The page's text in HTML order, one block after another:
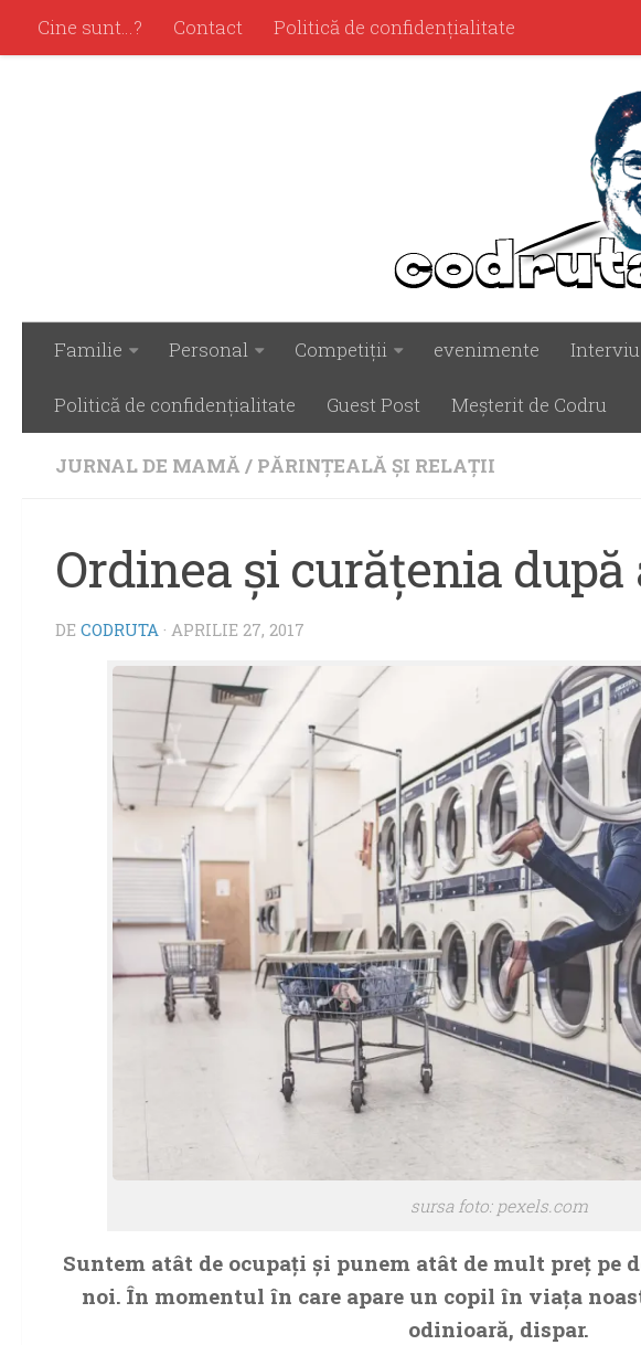
Cine sunt…? Contact Politică de confidenţialitate
Familie Personal Competiţii evenimente Interviu
Politică de confidenţialitate Guest Post Meşterit de Codru
JURNAL DE MAMĂ / PĂRINŢEALĂ ŞI RELAŢII
Ordinea şi curăţenia
DE CODRUTA · APRILIE 27, 2017
sursa foto: pexels.com
Suntem atât de ocupaţi şi punem atât de mult preţ pe
noi. În momentul în care apare un copil în viaţa
odinioară, dispar.